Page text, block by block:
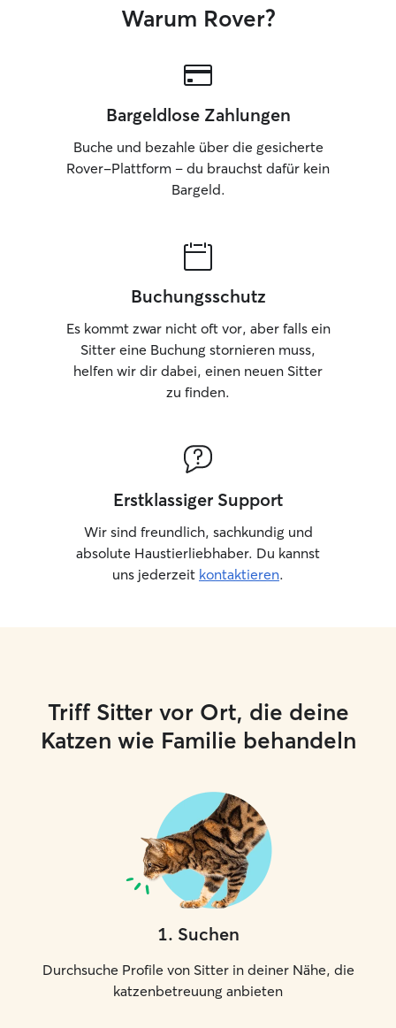
Warum Rover?
Bargeldlose Zahlungen
Buche und bezahle über die gesicherte
Rover-Plattform – du brauchst dafür kein
Bargeld.
Buchungsschutz
Es kommt zwar nicht oft vor, aber falls ein
Sitter eine Buchung stornieren muss,
helfen wir dir dabei, einen neuen Sitter
zu finden.
Erstklassiger Support
Wir sind freundlich, sachkundig und
absolute Haustierliebhaber. Du kannst
uns jederzeit kontaktieren.
Triff Sitter vor Ort, die deine
Katzen wie Familie behandeln
1. Suchen
Durchsuche Profile von Sitter in deiner Nähe, die
katzenbetreuung anbieten